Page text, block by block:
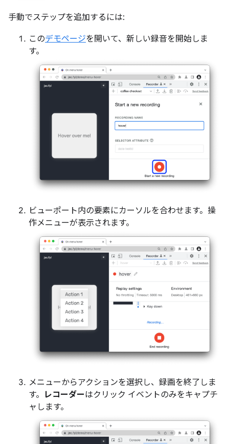
手動でステップを追加するには:
このデモページを開いて、新しい録音を開始しま
す。
ビューポート内の要素にカーソルを合わせます。操
作メニューが表示されます。
メニューからアクションを選択し、録画を終了しま
す。
レコーダーはクリック イベントのみをキャプチ
ャします。